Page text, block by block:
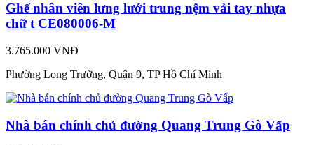
Ghế nhân viên lưng lưới trung nệm vải tay nhựa
chữ t CE080006-M
3.765.000 VNĐ
Phường Long Trường, Quận 9, TP Hồ Chí Minh
Nhà bán chính chủ đường Quang Trung Gò Vấp